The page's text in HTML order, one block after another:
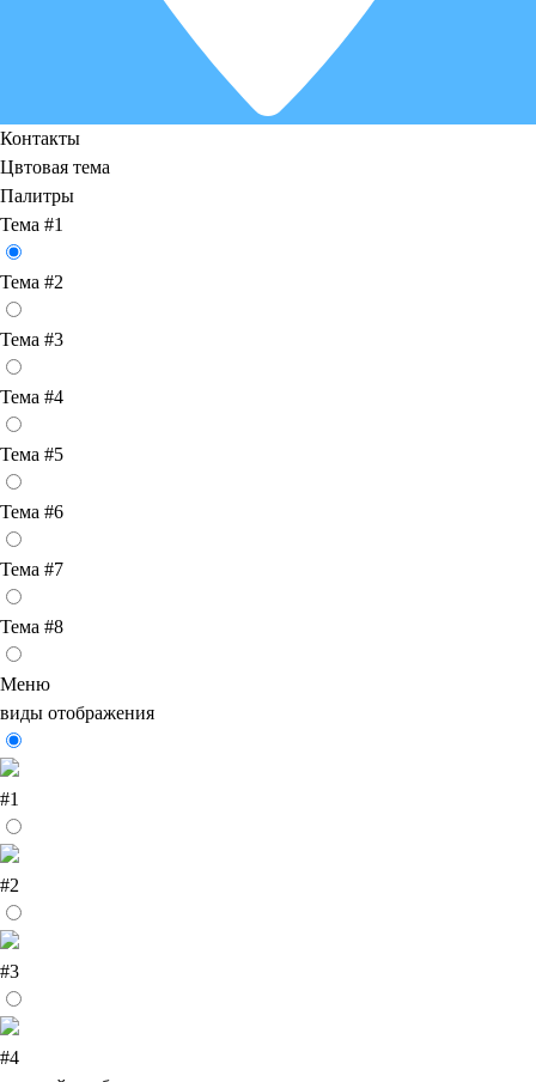
Контакты
Цвтовая тема
Палитры
Тема #1
Тема #2
Тема #3
Тема #4
Тема #5
Тема #6
Тема #7
Тема #8
Меню
виды отображения
#1
#2
#3
#4